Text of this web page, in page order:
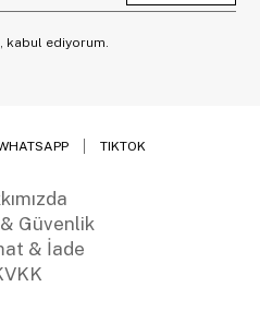
kabul ediyorum.
TIKTOK
Güvenlik
& İade